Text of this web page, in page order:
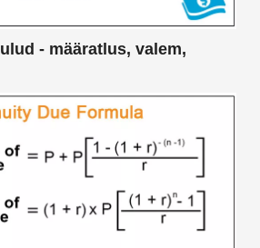
- määratlus, valem,